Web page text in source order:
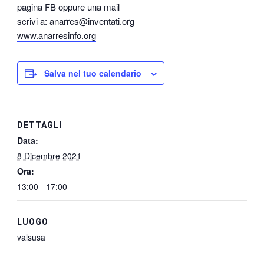
pagina FB oppure una mail
scrivi a: anarres@inventati.org
www.anarresinfo.org
Salva nel tuo calendario
DETTAGLI
Data:
8 Dicembre 2021
Ora:
13:00 - 17:00
LUOGO
valsusa